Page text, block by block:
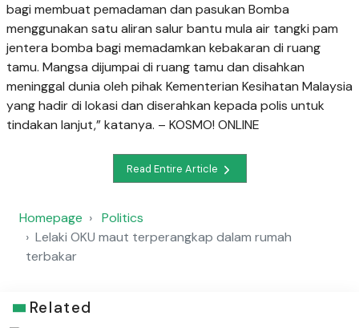
bagi membuat pemadaman dan pasukan Bomba
menggunakan satu aliran salur bantu mula air tangki pam
jentera bomba bagi memadamkan kebakaran di ruang
tamu. Mangsa dijumpai di ruang tamu dan disahkan
meninggal dunia oleh pihak Kementerian Kesihatan Malaysia
yang hadir di lokasi dan diserahkan kepada polis untuk
tindakan lanjut,” katanya. – KOSMO! ONLINE
Read Entire Article
Homepage
Politics
Lelaki OKU maut terperangkap dalam rumah
terbakar
Related